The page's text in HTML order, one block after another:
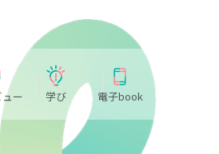
ー 学び 電子book